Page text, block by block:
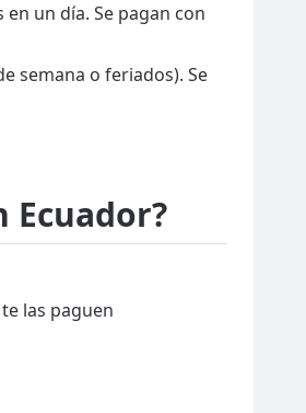
un día. Se pagan con
semana o feriados). Se
Ecuador?
las paguen